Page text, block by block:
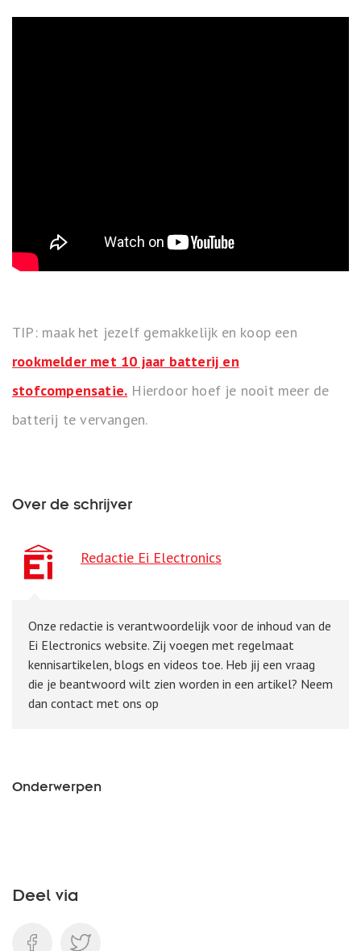
TIP: maak het jezelf gemakkelijk en koop een
rookmelder met 10 jaar batterij en
stofcompensatie. Hierdoor hoef je nooit meer de
batterij te vervangen.
Over de schrijver
Redactie Ei Electronics
Onze redactie is verantwoordelijk voor de inhoud van de
Ei Electronics website. Zij voegen met regelmaat
kennisartikelen, blogs en videos toe. Heb jij een vraag
die je beantwoord wilt zien worden in een artikel? Neem
dan contact met ons op
Onderwerpen
Deel via